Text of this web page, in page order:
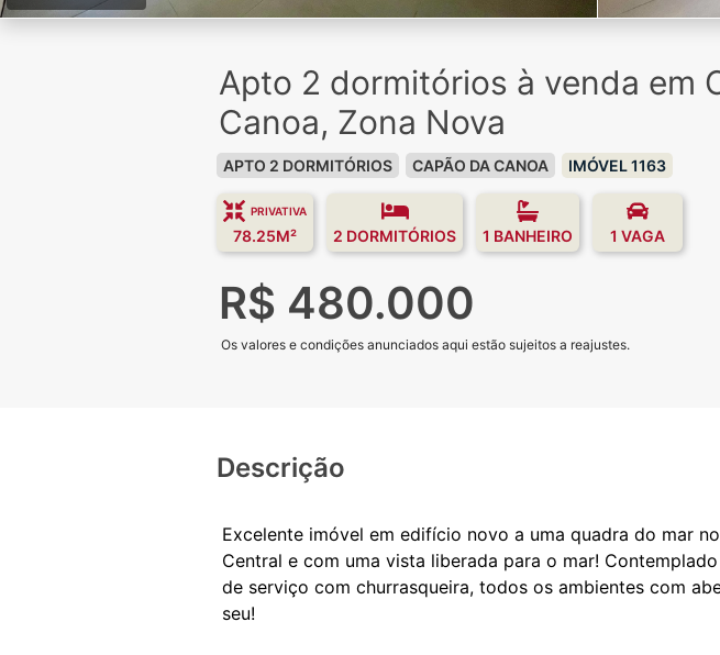
Apto 2 dormitórios à venda em
Canoa, Zona Nova
APTO 2 DORMITÓRIOS CAPÃO DA CANOA IMÓVEL 1163
PRIVATIVA
78.25M² 2 DORMITÓRIOS 1 BANHEIRO 1 VAGA
R$ 480.000
Os valores e condições anunciados aqui estão sujeitos a reajustes.
Descrição
Excelente imóvel em edifício novo a uma quadra do mar
Central e com uma vista liberada para o mar!
de serviço com churrasqueira, todos os ambientes com